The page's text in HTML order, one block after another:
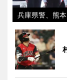
兵庫県警、熊